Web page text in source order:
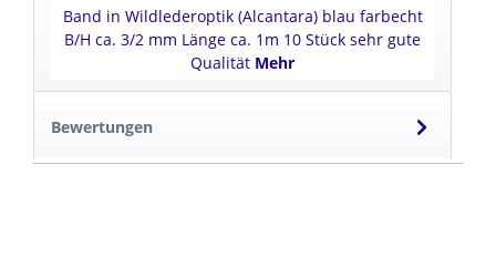
Band in Wildlederoptik (Alcantara) blau farbecht
B/H ca. 3/2 mm Länge ca. 1m 10 Stück sehr gute
Qualität Mehr
Bewertungen